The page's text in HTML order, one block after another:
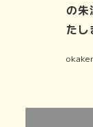
の
たし